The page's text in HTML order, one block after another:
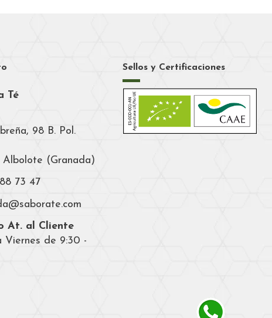
Té
98 B. Pol.
Albolote (Granada)
73 47
At. al Cliente
Viernes de 9:30 -
Sellos y Certificaciones